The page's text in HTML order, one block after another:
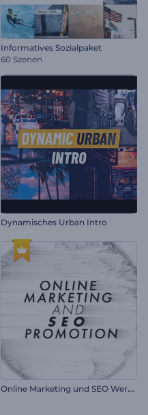
Informatives Sozialpaket
60 Szenen
Dynamisches Urban Intro
O
nline Marketing und SEO Werbung